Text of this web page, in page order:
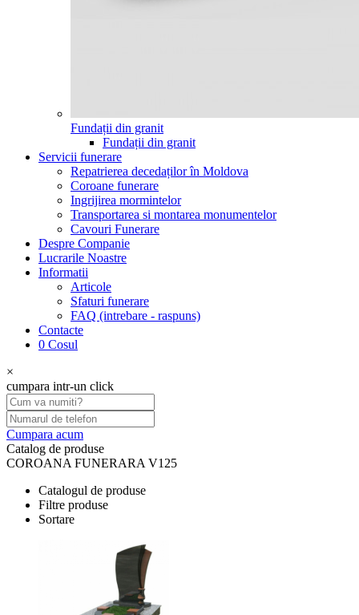
Fundații din granit
Fundații din granit
Servicii funerare
Repatrierea decedaților în Moldova
Coroane funerare
Ingrijirea mormintelor
Transportarea si montarea monumentelor
Cavouri Funerare
Despre Companie
Lucrarile Noastre
Informatii
Articole
Sfaturi funerare
FAQ (intrebare - raspuns)
Contacte
0 Cosul
×
cumpara intr-un click
Cumpara acum
Catalog de produse
COROANA FUNERARA V125
Catalogul de produse
Filtre produse
Sortare